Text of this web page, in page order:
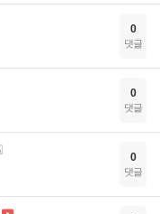
0
댓글
0
댓글
0
댓글